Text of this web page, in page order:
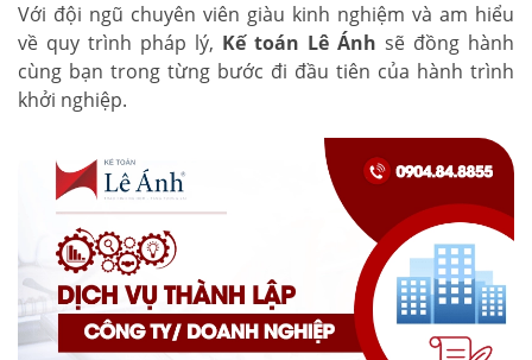
Với đội ngũ chuyên viên giàu kinh nghiệm và am hiểu
về quy trình pháp lý, Kế toán Lê Ánh sẽ đồng hành
cùng bạn trong từng bước đi đầu tiên của hành trình
khởi nghiệp.